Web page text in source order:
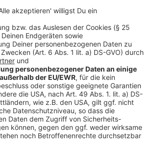
im Einreiseportal.
ist entsprechend enorm –
sagt Norbert Schulze
ein Ferienort ist, kann morgen
sein. Aktuell niedrige
leider eine trügerische
Schnelltests allein nicht
kann."